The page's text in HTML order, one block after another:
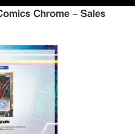
Chrome – Sales